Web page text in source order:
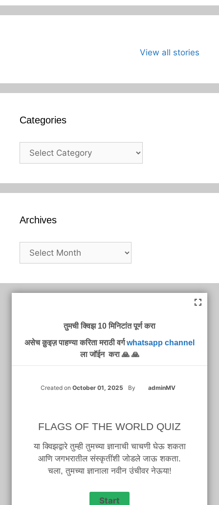
View all stories
युगाची सुरुवात
दिन
Categories
Categories
Archives
Archives
तुमची क्विझ 10 मिनिटांत पूर्ण करा
असेच क़ुइज़ पाहण्या करिता मराठी वर्गwhatsapp channel
ला जॉईन करा 🙏 🙏
Created on October 01, 2025 By adminMV
FLAGS OF THE WORLD QUIZ
या क्विझद्वारे तुम्ही तुमच्या ज्ञानाची चाचणी घेऊ शकता
आणि जगभरातील संस्कृतींशी जोडले जाऊ शकता.
चला, तुमच्या ज्ञानाला नवीन उंचीवर नेऊया!